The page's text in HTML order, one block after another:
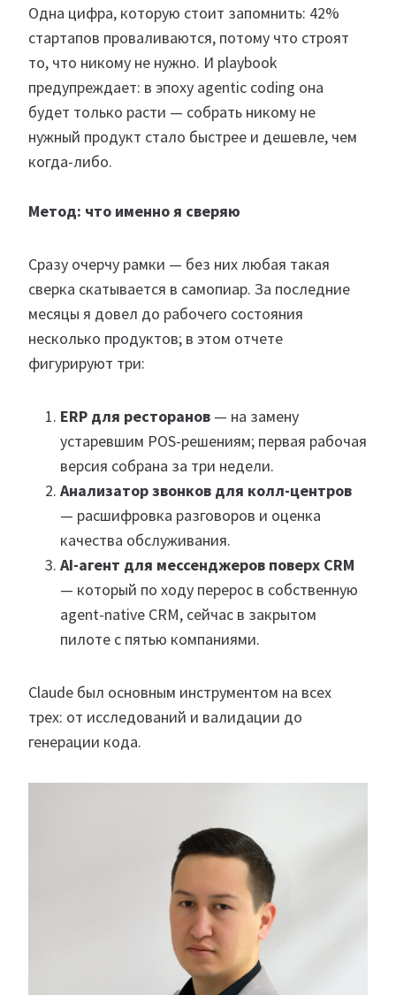
Одна цифра, которую стоит запомнить: 42%
стартапов проваливаются, потому что строят
то, что никому не нужно. И playbook
предупреждает: в эпоху agentic coding она
будет только расти — собрать никому не
нужный продукт стало быстрее и дешевле, чем
когда-либо.
Метод: что именно я сверяю
Сразу очерчу рамки — без них любая такая
сверка скатывается в самопиар. За последние
месяцы я довел до рабочего состояния
несколько продуктов; в этом отчете
фигурируют три:
ERP для ресторанов — на замену
устаревшим POS-решениям; первая рабочая
версия собрана за три недели.
Анализатор звонков для колл-центров
— расшифровка разговоров и оценка
качества обслуживания.
AI-агент для мессенджеров поверх CRM
— который по ходу перерос в собственную
agent-native CRM, сейчас в закрытом
пилоте с пятью компаниями.
Claude был основным инструментом на всех
трех: от исследований и валидации до
генерации кода.